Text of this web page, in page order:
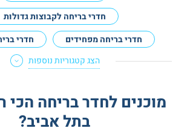
חדרי בריחה לקבוצות גדולות
חדרי בריחה מפחידים
חדרי
חדרים עם גרסה למתחילים
חדרי
ESCAPE ROOM PLUS
חדרי
הצג קטגוריות נוספות
מוכנים לחדר בריחה הכי
בתל אביב?